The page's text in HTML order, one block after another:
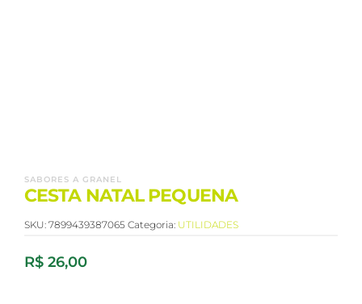
SABORES A GRANEL
CESTA NATAL PEQUENA
SKU: 7899439387065 Categoria: UTILIDADES
R$ 26,00